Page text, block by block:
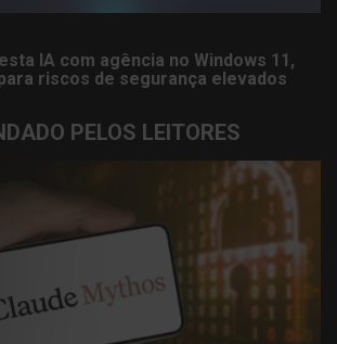
IA com agência no Windows 11,
riscos de segurança elevados
PELOS LEITORES